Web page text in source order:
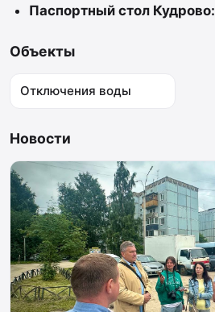
Паспортный стол Кудрово:
Объекты
Отключения воды
Новости